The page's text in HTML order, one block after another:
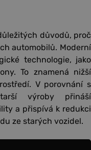
důvodů, proč
automobilů. Moderní
technologie, jako
To znamená nižší
V porovnání s
výroby přináší
a přispívá k redukci
ze starých vozidel.